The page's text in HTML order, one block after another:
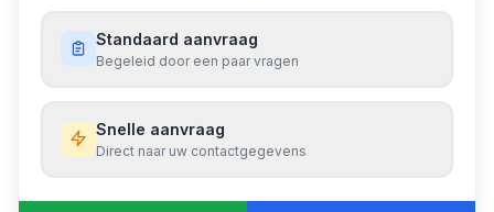
Standaard aanvraag
Begeleid door een paar vragen
Snelle aanvraag
Direct naar uw contactgegevens